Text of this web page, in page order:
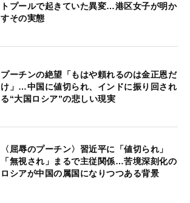
トプールで起きていた異変…港区女子が明か
すその実態
プーチンの絶望「もはや頼れるのは金正恩だ
け」…中国に値切られ、インドに振り回され
る“大国ロシア”の悲しい現実
〈屈辱のプーチン〉習近平に「値切られ」
「無視され」まるで主従関係…苦境深刻化の
ロシアが中国の属国になりつつある背景